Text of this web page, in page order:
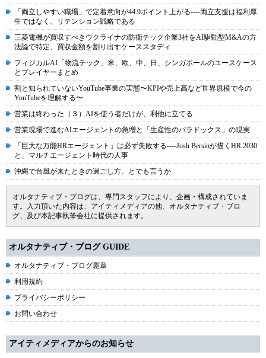
「両立しやすい職場」で定着意向が44.9ポイント上がる----両立支援は福利厚
生ではなく、リテンション戦略である
三菱電機が買収すべきウクライナの防衛テック企業3社をAI駆動型M&Aの方
法論で特定、買収金額を割り出すケーススタディ
フィジカルAI「物流テック」米、欧、中、日、シンガポールのユースケース
とプレイヤーまとめ
割と知られていないYouTube事業の実態〜KPIや売上高など世界規模で今の
YouTubeを理解する〜
営業は終わった（３）AIを使う者だけが、利他に立てる
営業現場で進むAIエージェントの急増と「生産性のパラドックス」の現実
「巨大な万能HRエージェント」は必ず失敗する----Josh Bersinが描くHR 2030
と、マルチエージェント時代の人事
沖縄で台風が来たときの過ごし方、とでも言うか
オルタナティブ・ブログは、専門スタッフにより、企画・構成されていま
す。入力頂いた内容は、アイティメディアの他、オルタナティブ・ブロ
グ、及び本記事執筆会社に提供されます。
オルタナティブ・ブログ GUIDE
オルタナティブ・ブログ憲章
利用規約
プライバシーポリシー
お問い合わせ
アイティメディアからのお知らせ